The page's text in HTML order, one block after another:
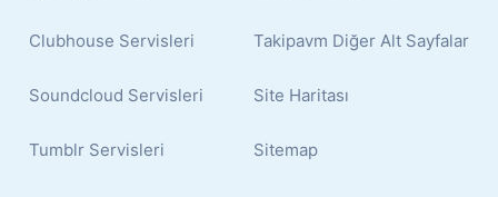
Clubhouse Servisleri
Soundcloud Servisleri
Tumblr Servisleri
Takipavm Diğer Alt Sayfalar
Site Haritası
Sitemap